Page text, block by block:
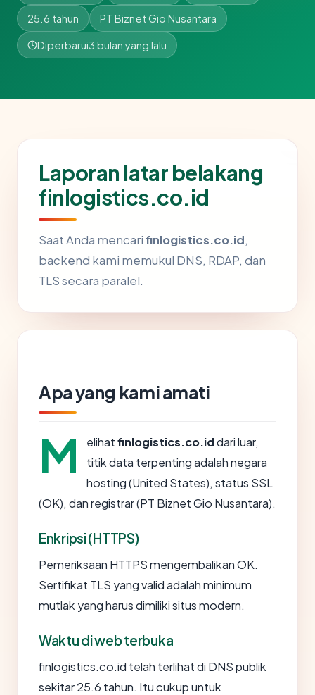
25.6 tahun PT Biznet Gio Nusantara
Diperbarui3 bulan yang lalu
Laporan latar belakang
finlogistics.co.id
Saat Anda mencarifinlogistics.co.id,
backend kami memukul DNS, RDAP, dan
TLS secara paralel.
Apa yang kami amati
M elihatfinlogistics.co.iddari luar,
titik data terpenting adalah negara
hosting (United States), status SSL
(OK), dan registrar (PT Biznet Gio Nusantara).
Enkripsi (HTTPS)
Pemeriksaan HTTPS mengembalikan OK.
Sertifikat TLS yang valid adalah minimum
mutlak yang harus dimiliki situs modern.
Waktu di web terbuka
finlogistics.co.id telah terlihat di DNS publik
sekitar 25.6 tahun. Itu cukup untuk